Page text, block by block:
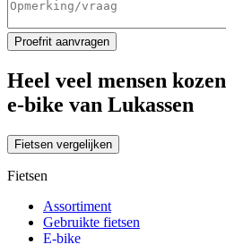
Heel veel mensen
e-bike van Lukassen
Fietsen vergelijken
Fietsen
Assortiment
Gebruikte fietsen
E-bike